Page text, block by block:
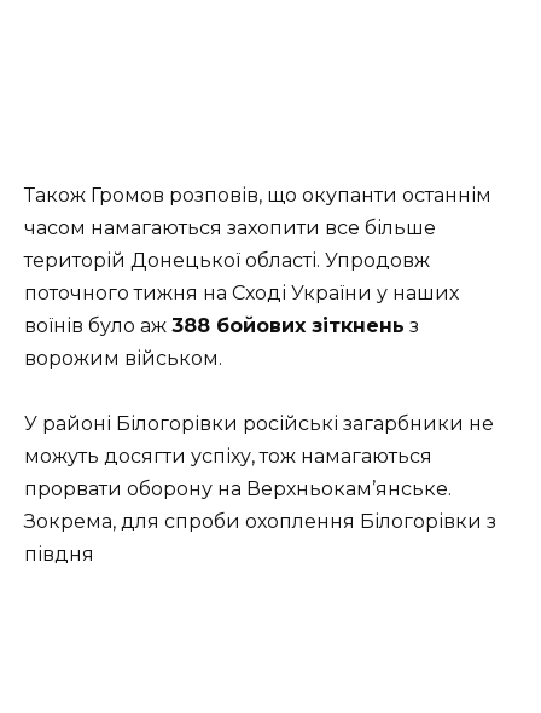
Також Громов розповів, що окупанти останнім
часом намагаються захопити все більше
територій Донецької області. Упродовж
поточного тижня на Сході України у наших
воїнів було аж 388 бойових зіткнень з
ворожим військом.
У районі Білогорівки російські загарбники не
можуть досягти успіху, тож намагаються
прорвати оборону на Верхньокам’янське.
Зокрема, для спроби охоплення Білогорівки з
півдня